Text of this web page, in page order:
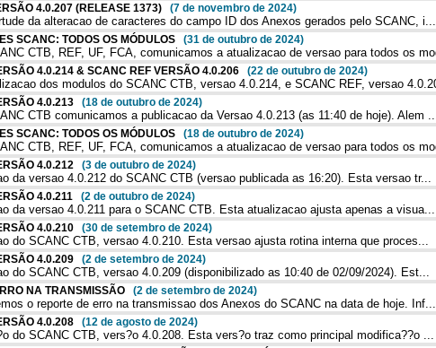
4.0.207 (RELEASE 1373) (7 de novembro de 2024)
da alteracao de caracteres do campo ID dos Anexos gerados pelo SCANC, i...
SCANC: TODOS OS MÓDULOS (31 de outubro de 2024)
CTB, REF, UF, FCA, comunicamos a atualizacao de versao para todos os
4.0.214 & SCANC REF VERSÃO 4.0.206 (22 de outubro de 2024)
dos modulos do SCANC CTB, versao 4.0.214, e SCANC REF, versao
4.0.213 (18 de outubro de 2024)
CTB comunicamos a publicacao da Versao 4.0.213 (as 11:40 de hoje). Alem
SCANC: TODOS OS MÓDULOS (18 de outubro de 2024)
CTB, REF, UF, FCA, comunicamos a atualizacao de versao para todos os
4.0.212 (3 de outubro de 2024)
da versao 4.0.212 do SCANC CTB (versao publicada as 16:20). Esta versao tr...
4.0.211 (2 de outubro de 2024)
da versao 4.0.211 para o SCANC CTB. Esta atualizacao ajusta apenas a visua...
4.0.210 (30 de setembro de 2024)
do SCANC CTB, versao 4.0.210. Esta versao ajusta rotina interna que proces...
4.0.209 (2 de setembro de 2024)
do SCANC CTB, versao 4.0.209 (disponibilizado as 10:40 de 02/09/2024). Est...
NA TRANSMISSÃO (2 de setembro de 2024)
o reporte de erro na transmissao dos Anexos do SCANC na data de hoje. Inf...
4.0.208 (12 de agosto de 2024)
do SCANC CTB, vers?o 4.0.208. Esta vers?o traz como principal modifica??o ...